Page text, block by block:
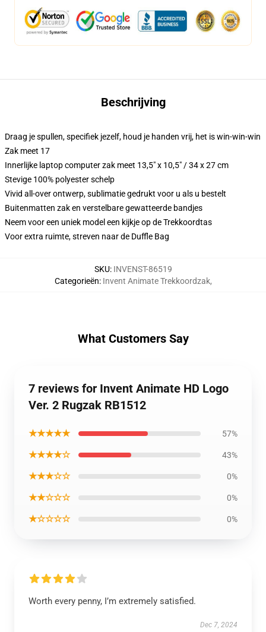
Beschrijving
Draag je spullen, specifiek jezelf, houd je handen vrij, het is win-win-win
Zak meet 17
Innerlijke laptop computer zak meet 13,5" x 10,5" / 34 x 27 cm
Stevige 100% polyester schelp
Vivid all-over ontwerp, sublimatie gedrukt voor u als u bestelt
Buitenmatten zak en verstelbare gewatteerde bandjes
Neem voor een uniek model een kijkje op de Trekkoordtas
Voor extra ruimte, streven naar de Duffle Bag
SKU: INVENST-86519
Categorieën: Invent Animate Trekkoordzak,
What Customers Say
7 reviews for Invent Animate HD Logo
Ver. 2 Rugzak RB1512
★★★★★ 57%
★★★★☆ 43%
★★★☆☆ 0%
★★☆☆☆ 0%
★☆☆☆☆ 0%
Worth every penny, I’m extremely satisfied.
Dec 7, 2024